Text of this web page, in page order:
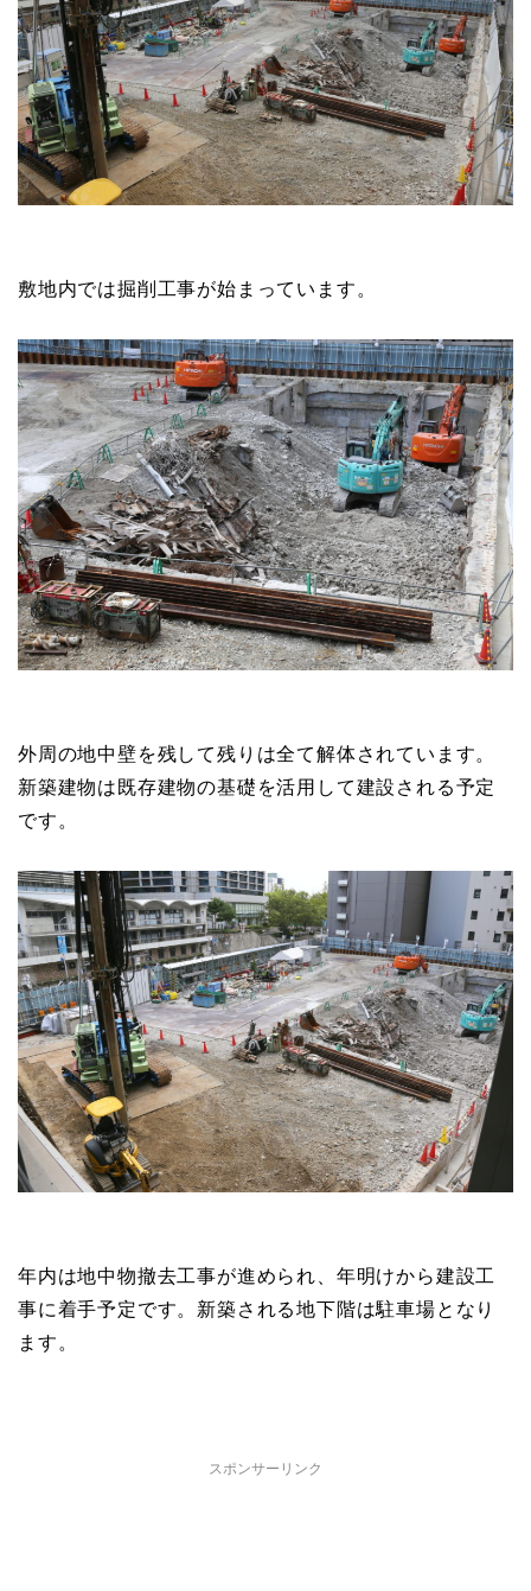
敷地内では掘削工事が始まっています。
外周の地中壁を残して残りは全て解体されています。
新築建物は既存建物の基礎を活用して建設される予定
です。
年内は地中物撤去工事が進められ、年明けから建設工
事に着手予定です。新築される地下階は駐車場となり
ます。
スポンサーリンク